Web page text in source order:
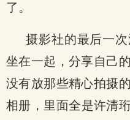
了。
摄影社的最后一
坐在一起，分享自己
没有放那些精心拍摄
相册，里面全是许清